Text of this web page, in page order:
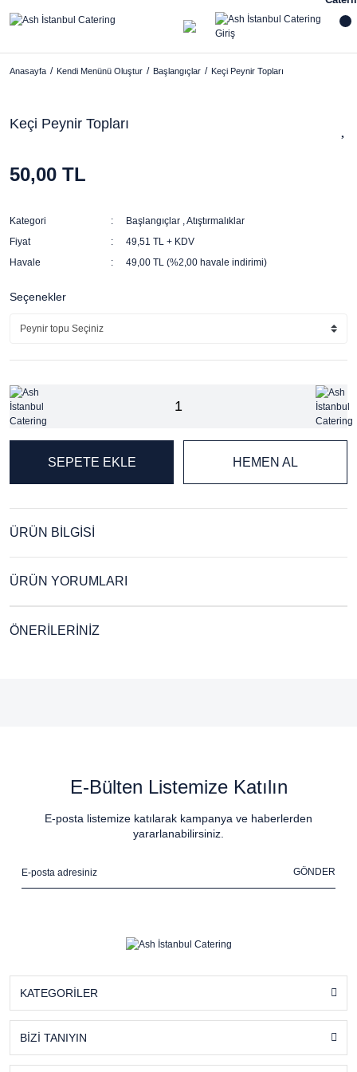
Anasayfa Kendi Menünü Oluştur Başlangıçlar Keçi Peynir Topları
Keçi Peynir Topları
50,00 TL
Kategori Başlangıçlar ,Atıştırmalıklar
Fiyat
49,51 TL + KDV
Havale
49,00 TL (%2,00 havale indirimi)
Seçenekler
SEPETE EKLE HEMEN AL
ÜRÜN BİLGİSİ
ÜRÜN YORUMLARI
ÖNERİLERİNİZ
E-Bülten Listemize Katılın
E-posta listemize katılarak kampanya ve haberlerden
yararlanabilirsiniz.
GÖNDER
KATEGORİLER
BİZİ TANIYIN